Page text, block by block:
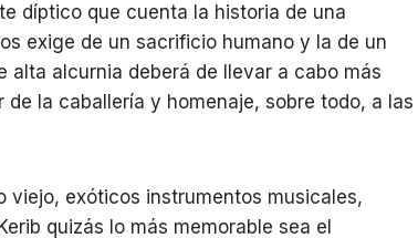
díptico que cuenta la historia de una
exige de un sacrificio humano y la de un
alta alcurnia deberá de llevar a cabo más
la caballería y homenaje, sobre todo, a las
viejo, exóticos instrumentos musicales,
quizás lo más memorable sea el